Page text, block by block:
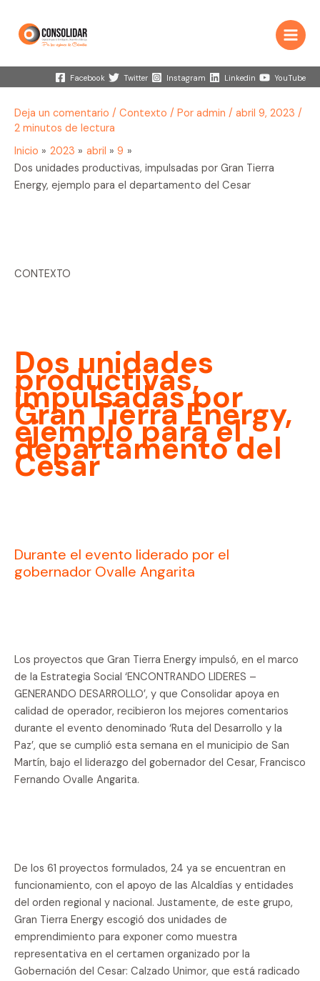
contenido
Main
Menu
Facebook Twitter Instagram Linkedin YouTube
Deja un comentario / Contexto / Por admin / abril 9, 2023 /
2 minutos de lectura
Inicio
2023 abril
9
Dos unidades productivas, impulsadas por Gran Tierra
Energy, ejemplo para el departamento del Cesar
CONTEXTO
Dos unidades
productivas,
impulsadas por
Gran Tierra Energy,
ejemplo para el
departamento del
Cesar
Durante el evento liderado por el
gobernador Ovalle Angarita
Los proyectos que Gran Tierra Energy impulsó, en el marco
de la Estrategia Social ‘ENCONTRANDO LIDERES –
GENERANDO DESARROLLO’, y que Consolidar apoya en
calidad de operador, recibieron los mejores comentarios
durante el evento denominado ‘Ruta del Desarrollo y la
Paz’, que se cumplió esta semana en el municipio de San
Martín, bajo el liderazgo del gobernador del Cesar, Francisco
Fernando Ovalle Angarita.
De los 61 proyectos formulados, 24 ya se encuentran en
funcionamiento, con el apoyo de las Alcaldías y entidades
del orden regional y nacional. Justamente, de este grupo,
Gran Tierra Energy escogió dos unidades de
emprendimiento para exponer como muestra
representativa en el certamen organizado por la
Gobernación del Cesar: Calzado Unimor, que está radicado